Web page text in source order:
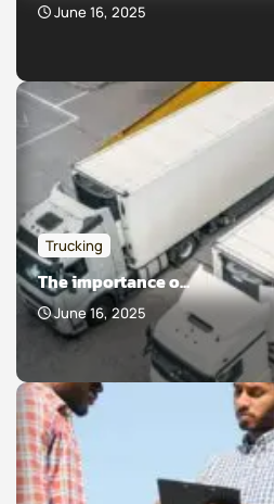
June 16, 2025
Trucking
The importance o...
June 16, 2025